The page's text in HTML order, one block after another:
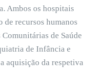
Ambos os hospitais
de recursos humanos
de Saúde
de Infância e
aquisição da respetiva